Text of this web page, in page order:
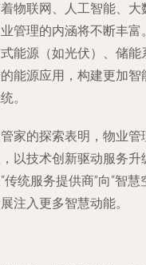
物联网、人工智能、
管理的内涵将不断丰富
能源（如光伏）、储
能源应用，构建更加
。
家的探索表明，物业
以技术创新驱动服务
传统服务提供商”向“智
注入更多智慧动能。